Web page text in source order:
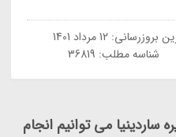
بروزرسانی:12 مرداد 1401
شناسه مطلب: 36819
ساردینیا می توانیم انجام